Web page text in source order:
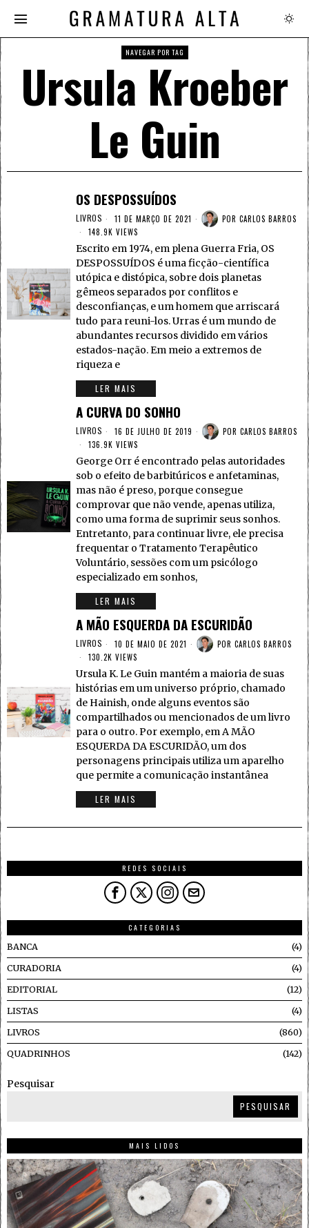
NAVEGAR POR TAG
Ursula Kroeber
Le Guin
OS DESPOSSUÍDOS
LIVROS 11 DE MARÇO DE 2021 POR CARLOS BARROS
148.9K VIEWS
Escrito em 1974, em plena Guerra Fria, OS
DESPOSSUÍDOS é uma ficção-científica
utópica e distópica, sobre dois planetas
gêmeos separados por conflitos e
desconfianças, e um homem que arriscará
tudo para reuni-los. Urras é um mundo de
abundantes recursos dividido em vários
estados-nação. Em meio a extremos de
riqueza e
LER MAIS
A CURVA DO SONHO
LIVROS 16 DE JULHO DE 2019 POR CARLOS BARROS
136.9K VIEWS
George Orr é encontrado pelas autoridades
sob o efeito de barbitúricos e anfetaminas,
mas não é preso, porque consegue
comprovar que não vende, apenas utiliza,
como uma forma de suprimir seus sonhos.
Entretanto, para continuar livre, ele precisa
frequentar o Tratamento Terapêutico
Voluntário, sessões com um psicólogo
especializado em sonhos,
LER MAIS
A MÃO ESQUERDA DA ESCURIDÃO
LIVROS 10 DE MAIO DE 2021 POR CARLOS BARROS
130.2K VIEWS
Ursula K. Le Guin mantém a maioria de suas
histórias em um universo próprio, chamado
de Hainish, onde alguns eventos são
compartilhados ou mencionados de um livro
para o outro. Por exemplo, em A MÃO
ESQUERDA DA ESCURIDÃO, um dos
personagens principais utiliza um aparelho
que permite a comunicação instantânea
LER MAIS
REDES SOCIAIS
CATEGORIAS
BANCA
4
CURADORIA 4
EDITORIAL 12
LISTAS 4
LIVROS 860
QUADRINHOS 142
Pesquisar
PESQUISAR
MAIS LIDOS